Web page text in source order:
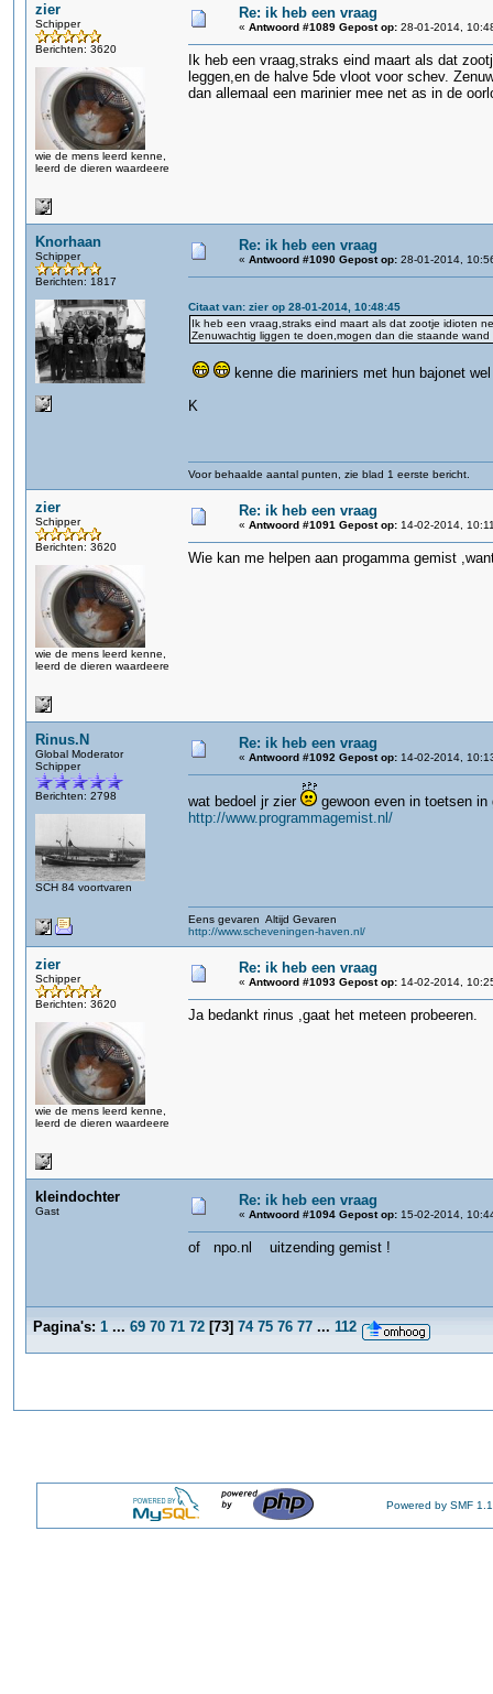
zier
Schipper
Berichten: 3620
wie de mens leerd kenne,
leerd de dieren waardeere
Re: ik heb een vraag
« Antwoord #1089 Gepost op: 28-01-2014,
Ik heb een vraag,straks eind maart als dat
leggen,en de halve 5de vloot voor schev.
dan allemaal een marinier mee net as in de
Knorhaan
Schipper
Berichten: 1817
Re: ik heb een vraag
« Antwoord #1090 Gepost op: 28-01-2014,
Citaat van: zier op 28-01-2014, 10:48:45
Ik heb een vraag,straks eind maart als dat zootje idioten
Zenuwachtig liggen te doen,mogen dan die staande
kenne die mariniers met hun bajonet
K
Voor behaalde aantal punten, zie blad 1 eerste bericht.
zier
Schipper
Berichten: 3620
wie de mens leerd kenne,
leerd de dieren waardeere
Re: ik heb een vraag
« Antwoord #1091 Gepost op: 14-02-2014,
Wie kan me helpen aan progamma gemist
Rinus.N
Global Moderator
Schipper
Berichten: 2798
SCH 84 voortvaren
Re: ik heb een vraag
« Antwoord #1092 Gepost op: 14-02-2014,
wat bedoel jr zier
gewoon even in toetsen in
http://www.programmagemist.nl/
Eens gevaren Altijd Gevaren
http://www.scheveningen-haven.nl/
zier
Schipper
Berichten: 3620
wie de mens leerd kenne,
leerd de dieren waardeere
Re: ik heb een vraag
« Antwoord #1093 Gepost op: 14-02-2014,
Ja bedankt rinus ,gaat het meteen probeeren.
kleindochter
Gast
Re: ik heb een vraag
« Antwoord #1094 Gepost op: 15-02-2014,
of npo.nl uitzending gemist !
Pagina's: 1 ... 69 70 71 72 [73] 74 75 76 77 ... 112
Powered by SMF